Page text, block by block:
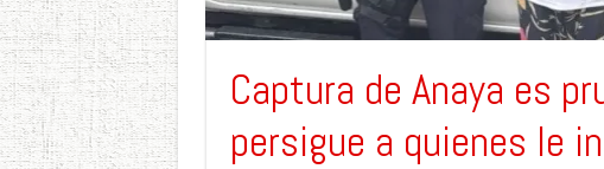
Captura de Anaya es
persigue a quienes le